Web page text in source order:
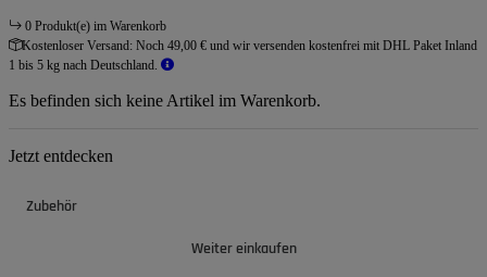
0 Produkt(e) im Warenkorb
Kostenloser Versand: Noch 49,00 € und wir versenden kostenfrei mit DHL Paket Inland
1 bis 5 kg nach Deutschland.
Es befinden sich keine Artikel im Warenkorb.
Jetzt entdecken
Zubehör
Weiter einkaufen